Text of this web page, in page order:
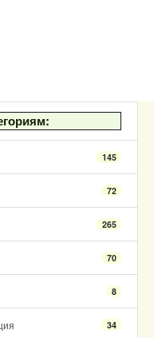
145
72
265
70
8
34